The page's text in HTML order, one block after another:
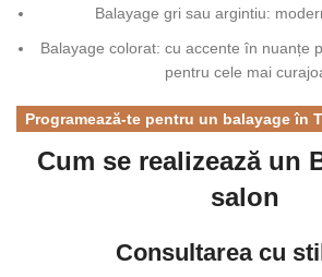
Balayage gri sau argintiu:
Balayage colorat: cu accente în nuanțe
pentru cele mai
Programează-te pentru un balayage în
Cum se realizează un
salon
Consultarea cu